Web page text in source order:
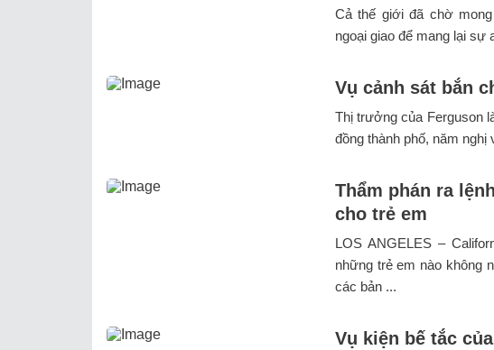
Cả thế giới đã chờ
ngoại giao để mang lại sự
Vụ cảnh sát bắn
Thị trưởng của Ferguson
đồng thành phố, năm nghị
Thẩm phán ra
cho trẻ em
LOS ANGELES –
những trẻ em nào không
các bản ...
Vụ kiện bế tắc